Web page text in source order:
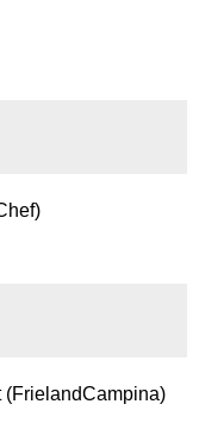
(FrielandCampina)